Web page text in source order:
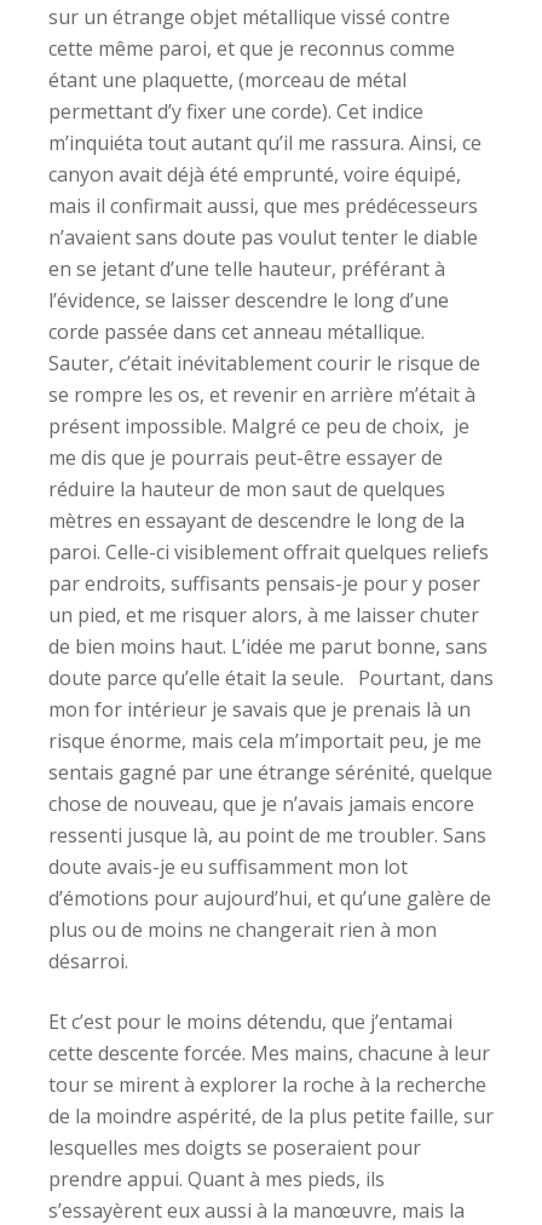
sur un étrange objet métallique vissé contre
cette même paroi, et que je reconnus comme
étant une plaquette, (morceau de métal
permettant d’y fixer une corde). Cet indice
m’inquiéta tout autant qu’il me rassura. Ainsi, ce
canyon avait déjà été emprunté, voire équipé,
mais il confirmait aussi, que mes prédécesseurs
n’avaient sans doute pas voulut tenter le diable
en se jetant d’une telle hauteur, préférant à
l’évidence, se laisser descendre le long d’une
corde passée dans cet anneau métallique.
Sauter, c’était inévitablement courir le risque de
se rompre les os, et revenir en arrière m’était à
présent impossible. Malgré ce peu de choix, je
me dis que je pourrais peut-être essayer de
réduire la hauteur de mon saut de quelques
mètres en essayant de descendre le long de la
paroi. Celle-ci visiblement offrait quelques reliefs
par endroits, suffisants pensais-je pour y poser
un pied, et me risquer alors, à me laisser chuter
de bien moins haut. L’idée me parut bonne, sans
doute parce qu’elle était la seule. Pourtant, dans
mon for intérieur je savais que je prenais là un
risque énorme, mais cela m’importait peu, je me
sentais gagné par une étrange sérénité, quelque
chose de nouveau, que je n’avais jamais encore
ressenti jusque là, au point de me troubler. Sans
doute avais-je eu suffisamment mon lot
d’émotions pour aujourd’hui, et qu’une galère de
plus ou de moins ne changerait rien à mon
désarroi.
Et c’est pour le moins détendu, que j’entamai
cette descente forcée. Mes mains, chacune à leur
tour se mirent à explorer la roche à la recherche
de la moindre aspérité, de la plus petite faille, sur
lesquelles mes doigts se poseraient pour
prendre appui. Quant à mes pieds, ils
s’essayèrent eux aussi à la manœuvre, mais la